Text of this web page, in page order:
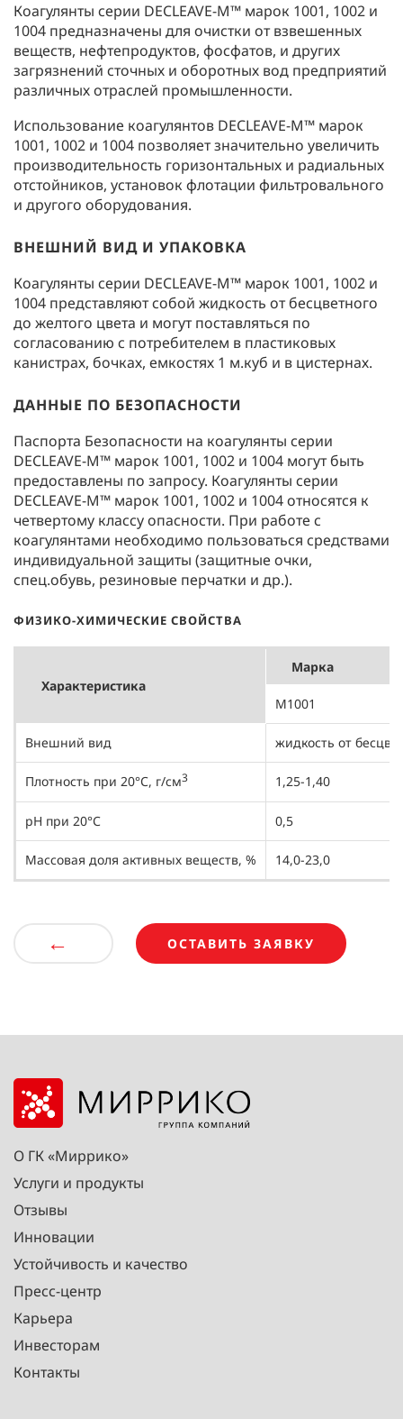
Коагулянты серии DECLEAVE-M™ марок 1001, 1002 и
1004 предназначены для очистки от взвешенных
веществ, нефтепродуктов, фосфатов, и других
загрязнений сточных и оборотных вод предприятий
различных отраслей промышленности.
Использование коагулянтов DECLEAVE-M™ марок
1001, 1002 и 1004 позволяет значительно увеличить
производительность горизонтальных и радиальных
отстойников, установок флотации фильтровального
и другого оборудования.
ВНЕШНИЙ ВИД И УПАКОВКА
Коагулянты серии DECLEAVE-M™ марок 1001, 1002 и
1004 представляют собой жидкость от бесцветного
до желтого цвета и могут поставляться по
согласованию с потребителем в пластиковых
канистрах, бочках, емкостях 1 м.куб и в цистернах.
ДАННЫЕ ПО БЕЗОПАСНОСТИ
Паспорта Безопасности на коагулянты серии
DECLEAVE-M™ марок 1001, 1002 и 1004 могут быть
предоставлены по запросу. Коагулянты серии
DECLEAVE-M™ марок 1001, 1002 и 1004 относятся к
четвертому классу опасности. При работе с
коагулянтами необходимо пользоваться средствами
индивидуальной защиты (защитные очки,
спец.обувь, резиновые перчатки и др.).
ФИЗИКО-ХИМИЧЕСКИЕ СВОЙСТВА
Характеристика
Марка
М1001
Внешний вид жидкость от
Плотность при 20°С, г/см3 1,25-1,40
рН при 20°С 0,5
Массовая доля активных веществ, % 14,0-23,0
← ОСТАВИТЬ ЗАЯВКУ
О ГК «Миррико»
Услуги и продукты
Отзывы
Инновации
Устойчивость и качество
Пресс-центр
Карьера
Инвесторам
Контакты